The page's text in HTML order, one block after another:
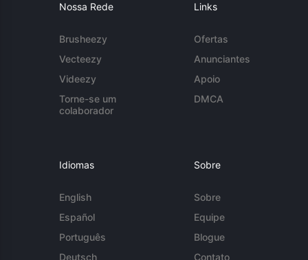
Nossa Rede
Brusheezy
Vecteezy
Videezy
Torne-se um
colaborador
Links
Ofertas
Anunciantes
Apoio
DMCA
Idiomas
English
Español
Português
Deutsch
Sobre
Sobre
Equipe
Blogue
Contato